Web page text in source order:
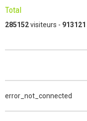
Total
285152visiteurs - 913121
error_not_connected